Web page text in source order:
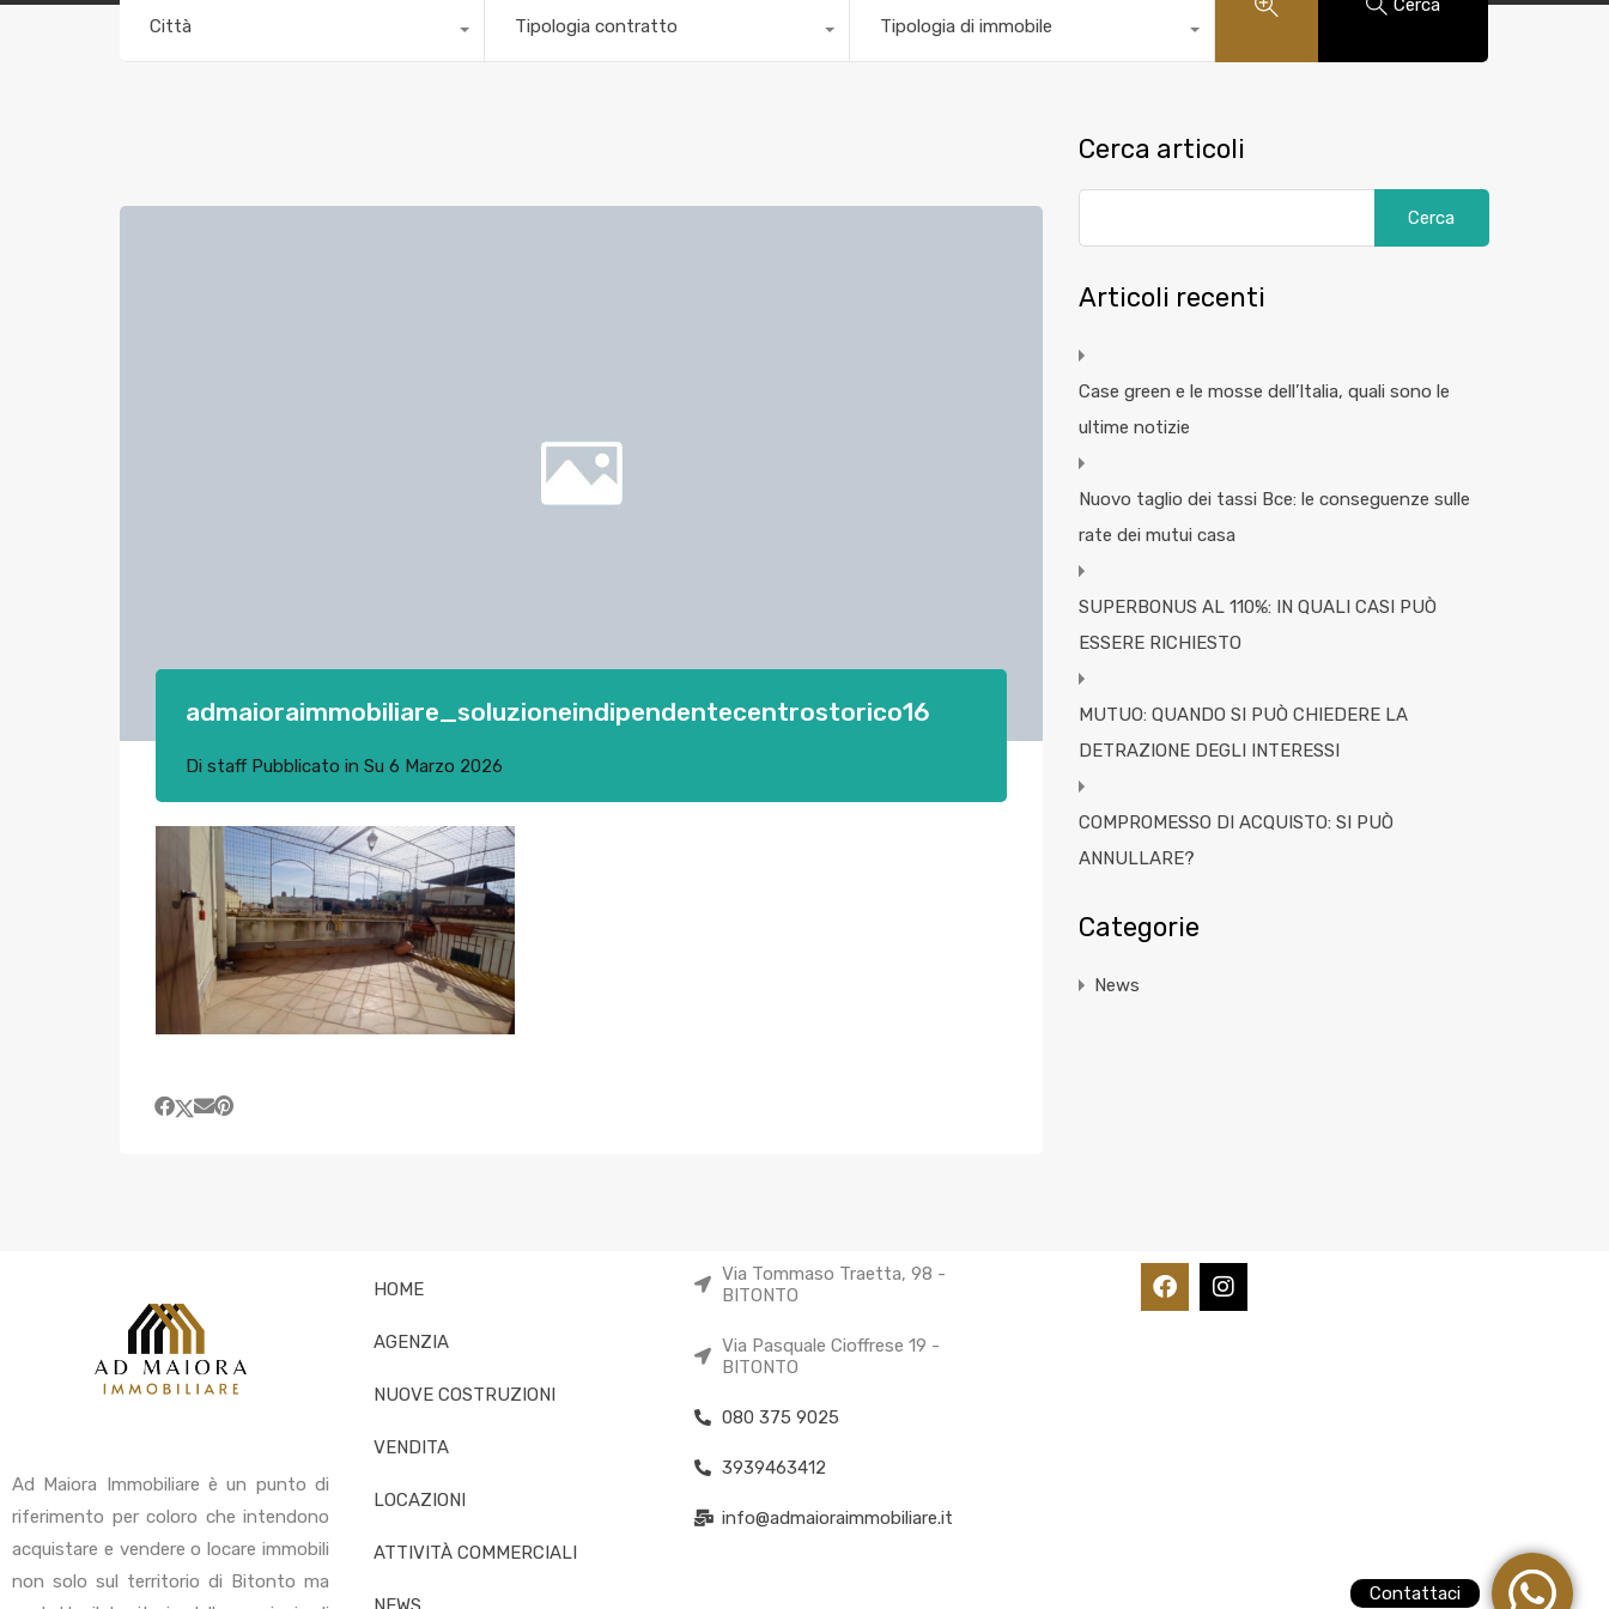
Città Tipologia contratto Tipologia di immobile
Cerca
admaioraimmobiliare_soluzioneindipendentecentrostorico16
Di staffPubblicato in Su 6 Marzo 2026
Cerca articoli
Articoli recenti
Case green e le mosse dell’Italia, quali sono le
ultime notizie
Nuovo taglio dei tassi Bce: le conseguenze sulle
rate dei mutui casa
SUPERBONUS AL 110%: IN QUALI CASI PUÒ
ESSERE RICHIESTO
MUTUO: QUANDO SI PUÒ CHIEDERE LA
DETRAZIONE DEGLI INTERESSI
COMPROMESSO DI ACQUISTO: SI PUÒ
ANNULLARE?
Categorie
News
Ad Maiora Immobiliare è un punto di
riferimento per coloro che intendono
acquistare e vendere o locare immobili
non solo sul territorio di Bitonto ma
HOME
AGENZIA
NUOVE COSTRUZIONI
VENDITA
LOCAZIONI
ATTIVITÀ COMMERCIALI
Via Tommaso Traetta, 98 -
BITONTO
Via Pasquale Cioffrese 19 -
BITONTO
080 375 9025
3939463412
info@admaioraimmobiliare.it
Contattaci